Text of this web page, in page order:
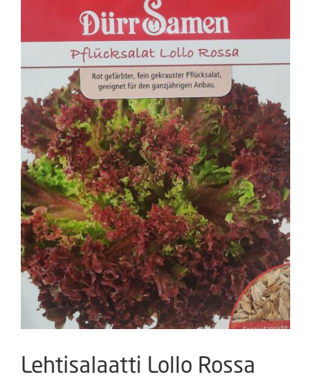
Lehtisalaatti Lollo Rossa